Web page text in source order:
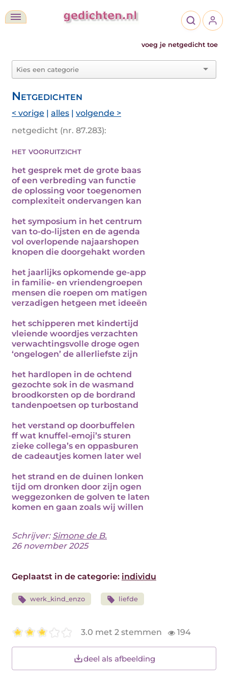
voeg je netgedicht toe
Netgedichten
< vorige | alles | volgende >
netgedicht (nr. 87.283):
het vooruitzicht
het gesprek met de grote baas
of een verbreding van functie
de oplossing voor toegenomen
complexiteit ondervangen kan
het symposium in het centrum
van to-do-lijsten en de agenda
vol overlopende najaarshopen
knopen die doorgehakt worden
het jaarlijks opkomende ge-app
in familie- en vriendengroepen
mensen die roepen om matigen
verzadigen hetgeen met ideeën
het schipperen met kindertijd
vleiende woordjes verzachten
verwachtingsvolle droge ogen
‘ongelogen’ de allerliefste zijn
het hardlopen in de ochtend
gezochte sok in de wasmand
broodkorsten op de bordrand
tandenpoetsen op turbostand
het verstand op doorbuffelen
ff wat knuffel-emoji’s sturen
zieke collega’s en oppasburen
de cadeautjes komen later wel
het strand en de duinen lonken
tijd om dronken door zijn ogen
weggezonken de golven te laten
komen en gaan zoals wij willen
Schrijver: Simone de B.
26 november 2025
Geplaatst in de categorie: individu
werk_kind_enzo liefde
3.0 met 2 stemmen 194
deel als afbeelding